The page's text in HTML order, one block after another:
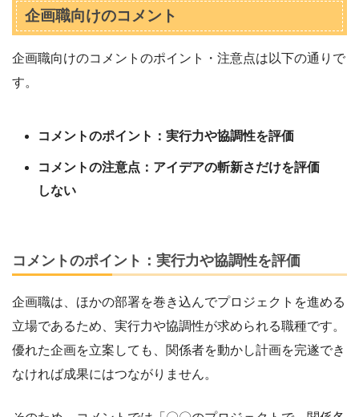
企画職向けのコメント
企画職向けのコメントのポイント・注意点は以下の通りで
す。
コメントのポイント：実行力や協調性を評価
コメントの注意点：アイデアの斬新さだけを評価
しない
コメントのポイント：実行力や協調性を評価
企画職は、ほかの部署を巻き込んでプロジェクトを進める
立場であるため、実行力や協調性が求められる職種です。
優れた企画を立案しても、関係者を動かし計画を完遂でき
なければ成果にはつながりません。